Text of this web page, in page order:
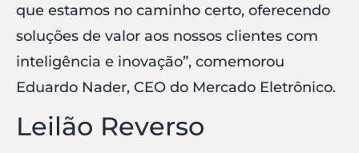
que estamos no caminho certo, oferecendo
soluções de valor aos nossos clientes com
inteligência e inovação”, comemorou
Eduardo Nader, CEO do Mercado Eletrônico.
Leilão Reverso